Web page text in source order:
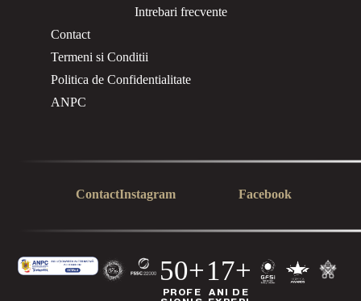
Intrebari frecvente
Contact
Termeni si Conditii
Politica de Confidentialitate
ANPC
ContactInstagram Facebook
50+
PROFE
17+
ANI DE